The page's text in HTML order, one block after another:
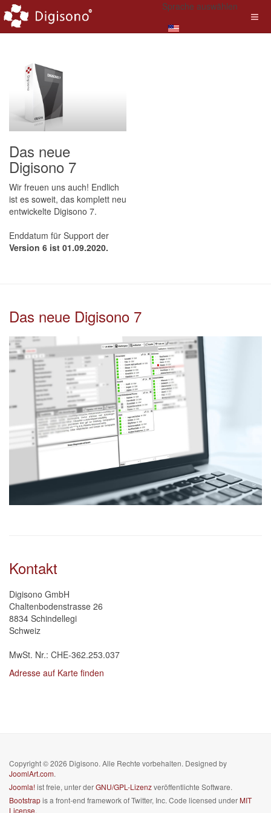
Sprache auswählen
Das neue
Digisono 7
Wir freuen uns auch! Endlich
ist es soweit, das komplett neu
entwickelte Digisono 7.
Enddatum für Support der
Version 6 ist 01.09.2020.
Das neue Digisono 7
Kontakt
Digisono GmbH
Chaltenbodenstrasse 26
8834 Schindellegi
Schweiz
MwSt. Nr.: CHE-362.253.037
Adresse auf Karte finden
Copyright © 2026 Digisono. Alle Rechte vorbehalten. Designed by
JoomlArt.com.
Joomla!ist freie, unter derGNU/GPL-Lizenzveröffentlichte Software.
Bootstrapis a front-end framework of Twitter, Inc. Code licensed underMIT
License.